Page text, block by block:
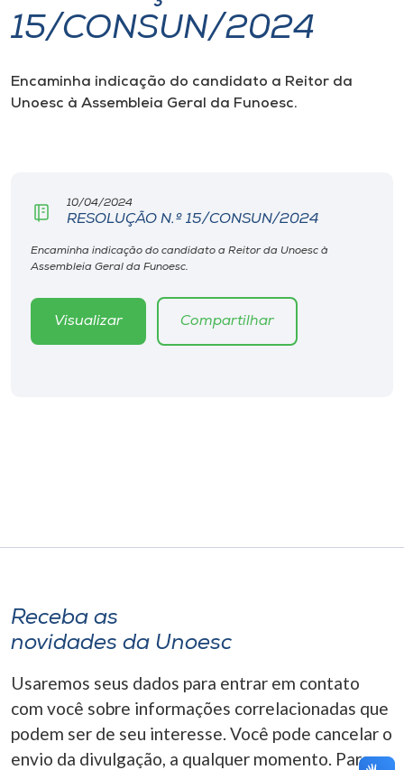
I.nova
Diplomados
CPA
Biblioteca
Editora
A-
15/CONSUN/2024
Encaminha indicação do candidato a Reitor da
Unoesc à Assembleia Geral da Funoesc.
10/04/2024
RESOLUÇÃO N.º 15/CONSUN/2024
Encaminha indicação do candidato a Reitor da Unoesc à
Assembleia Geral da Funoesc.
Visualizar Compartilhar
Receba as
novidades da Unoesc
Usaremos seus dados para entrar em contato
com você sobre informações correlacionadas que
podem ser de seu interesse. Você pode cancelar o
envio da divulgação, a qualquer momento. Para